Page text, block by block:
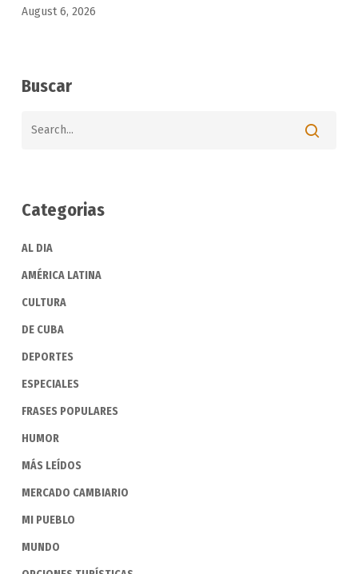
August 6, 2026
Buscar
Categorias
AL DIA
AMÉRICA LATINA
CULTURA
DE CUBA
DEPORTES
ESPECIALES
FRASES POPULARES
HUMOR
MÁS LEÍDOS
MERCADO CAMBIARIO
MI PUEBLO
MUNDO